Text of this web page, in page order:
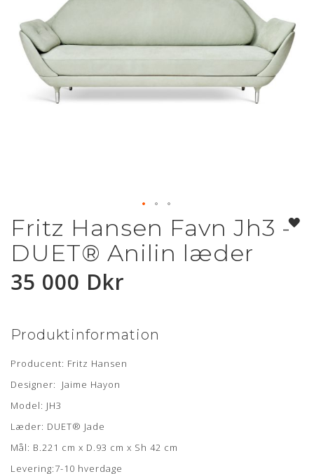
Hoppa
till
början
av
bildgalleriet
Fritz Hansen Favn Jh3 -
DUET® Anilin læder
35 000 Dkr
Produktinformation
Producent: Fritz Hansen
Designer: Jaime Hayon
Model: JH3
Læder: DUET® Jade
Mål: B.221 cm x D.93 cm x Sh 42 cm
Levering:7-10 hverdage